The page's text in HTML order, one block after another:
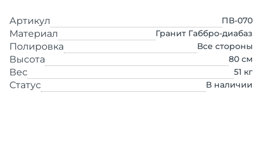
Артикул ПВ-070
Материал Гранит Габбро-диабаз
Полировка Все стороны
Высота 80 см
Вес 51 кг
Статус В наличии